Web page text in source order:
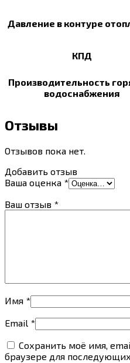
Давление в контуре
КПД
Производительность
водоснабжения
Отзывы
Отзывов пока нет.
Добавить отзыв
Ваша оценка *
Ваш отзыв *
Имя *
Email *
Сохранить моё имя,
браузере для